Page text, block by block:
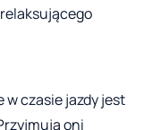
w czasie jazdy jest
oni